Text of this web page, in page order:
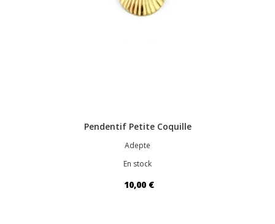
Pendentif Petite Coquille
Adepte
En stock
10,00 €